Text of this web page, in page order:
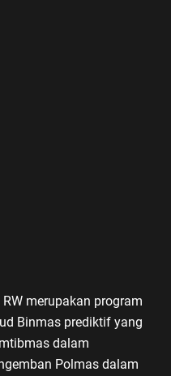
merupakan program
Binmas prediktif yang
dalam
Polmas dalam